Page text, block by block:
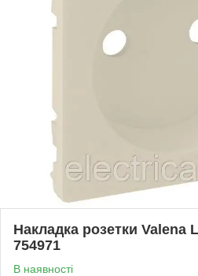
Накладка розетки Valena
754971
В наявності